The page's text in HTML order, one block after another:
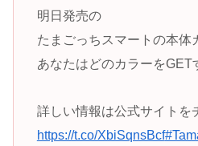
明日発売の
たまごっちスマートの本体
あなたはどのカラーをGET
詳しい情報は公式サイトを
https://t.co/XbiSqnsBcf